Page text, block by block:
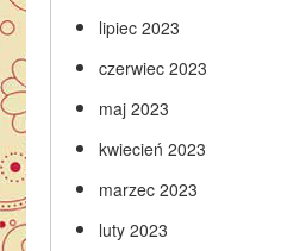
lipiec 2023
czerwiec 2023
maj 2023
kwiecień 2023
marzec 2023
luty 2023